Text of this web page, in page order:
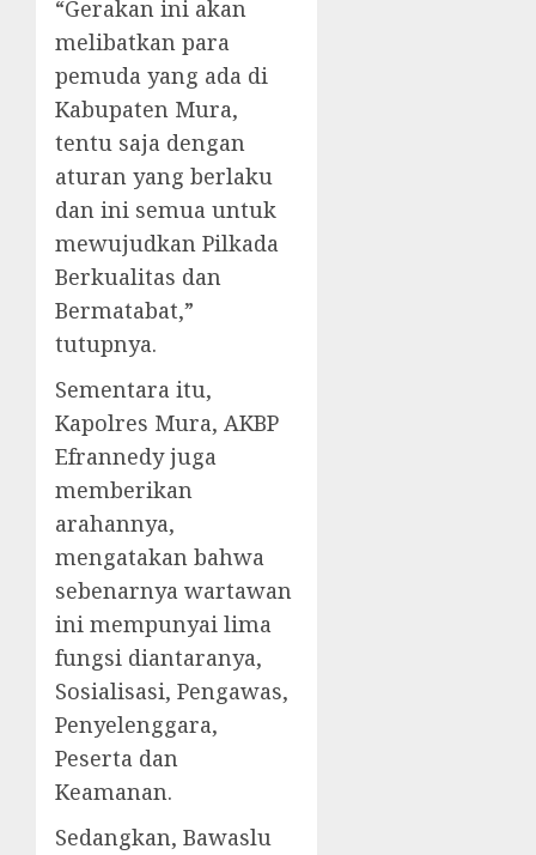
“Gerakan ini akan
melibatkan para
pemuda yang ada di
Kabupaten Mura,
tentu saja dengan
aturan yang berlaku
dan ini semua untuk
mewujudkan Pilkada
Berkualitas dan
Bermatabat,”
tutupnya.
Sementara itu,
Kapolres Mura, AKBP
Efrannedy juga
memberikan
arahannya,
mengatakan bahwa
sebenarnya wartawan
ini mempunyai lima
fungsi diantaranya,
Sosialisasi, Pengawas,
Penyelenggara,
Peserta dan
Keamanan.
Sedangkan, Bawaslu